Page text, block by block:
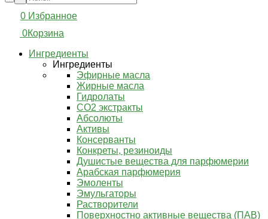
0 Избранное
0Корзина
Ингредиенты
Ингредиенты
Эфирные масла
Жирные масла
Гидролаты
СО2 экстракты
Абсолюты
Активы
Консерванты
Конкреты, резиноиды
Душистые вещества для парфюмерии
Арабская парфюмерия
Эмоленты
Эмульгаторы
Растворители
Поверхностно активные вещества (ПАВ)